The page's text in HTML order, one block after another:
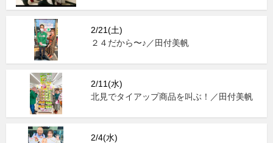
2/21(土)
２４だから〜♪／田付美帆
2/11(水)
北見でタイアップ商品を叫ぶ！／田付美帆
2/4(水)